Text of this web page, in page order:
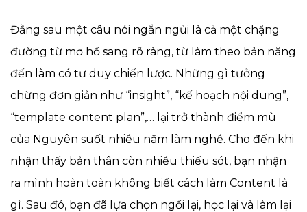
Đằng sau một câu nói ngắn ngủi là cả một chặng
đường từ mơ hồ sang rõ ràng, từ làm theo bản năng
đến làm có tư duy chiến lược. Những gì tưởng
chừng đơn giản như “insight”, “kế hoạch nội dung”,
“template content plan”,… lại trở thành điểm mù
của Nguyên suốt nhiều năm làm nghề. Cho đến khi
nhận thấy bản thân còn nhiều thiếu sót, bạn nhận
ra mình hoàn toàn không biết cách làm Content là
gì. Sau đó, bạn đã lựa chọn ngồi lại, học lại và làm lại